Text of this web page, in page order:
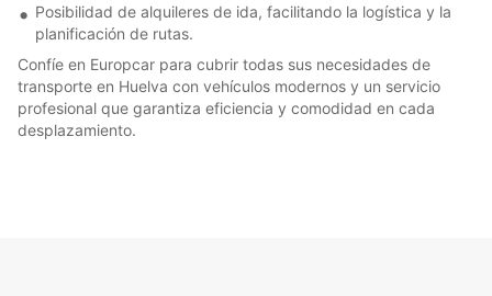
Posibilidad de alquileres de ida, facilitando la logística y la
planificación de rutas.
Confíe en Europcar para cubrir todas sus necesidades de
transporte en Huelva con vehículos modernos y un servicio
profesional que garantiza eficiencia y comodidad en cada
desplazamiento.